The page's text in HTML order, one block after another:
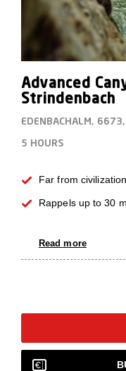
Advanced
Strindenbach
EDENBACHALM, 6673,
5 HOURS
Far from
Rappels up to 30
Read more